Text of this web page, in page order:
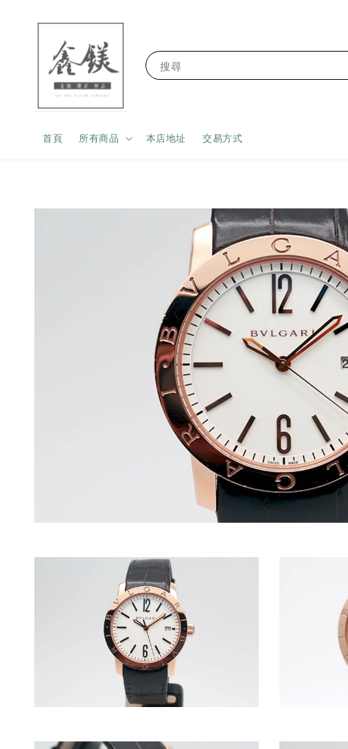
搜尋
首頁 所有商品 本店地址 交易方式